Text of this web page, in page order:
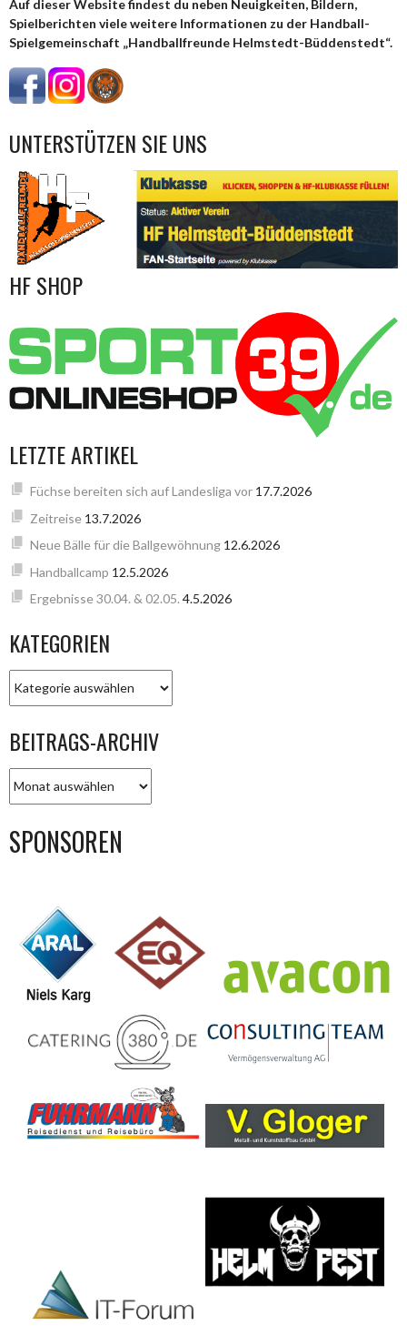
Auf dieser Website findest du neben Neuigkeiten, Bildern,
Spielberichten viele weitere Informationen zu der Handball-
Spielgemeinschaft „Handballfreunde Helmstedt-Büddenstedt“.
UNTERSTÜTZEN SIE UNS
HF SHOP
LETZTE ARTIKEL
Füchse bereiten sich auf Landesliga vor 17.7.2026
Zeitreise 13.7.2026
Neue Bälle für die Ballgewöhnung 12.6.2026
Handballcamp 12.5.2026
Ergebnisse 30.04. & 02.05. 4.5.2026
KATEGORIEN
BEITRAGS-ARCHIV
ARCHIV
SPONSOREN